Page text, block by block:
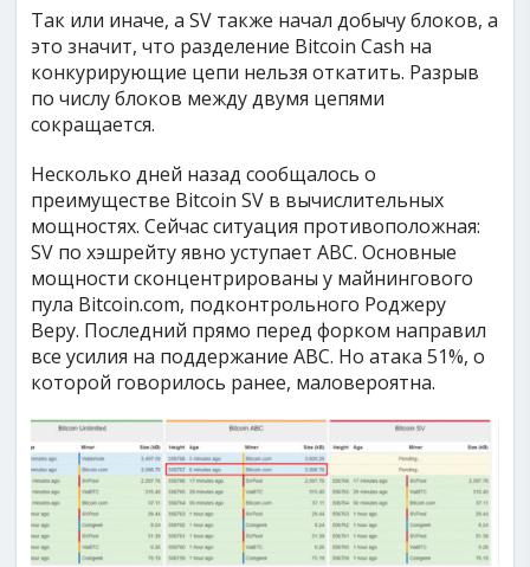
Так или иначе, а SV также начал добычу блоков, а
это значит, что разделение Bitcoin Cash на
конкурирующие цепи нельзя откатить. Разрыв
по числу блоков между двумя цепями
сокращается.
Несколько дней назад сообщалось о
преимуществе Bitcoin SV в вычислительных
мощностях. Сейчас ситуация противоположная:
SV по хэшрейту явно уступает ABC. Основные
мощности сконцентрированы у майнингового
пула Bitcoin.com, подконтрольного Роджеру
Веру. Последний прямо перед форком направил
все усилия на поддержание ABC. Но атака 51%, о
которой говорилось ранее, маловероятна.